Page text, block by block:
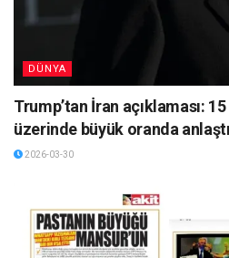
DÜNYA
Trump’tan İran açıklaması:
üzerinde büyük oranda
2026-03-30